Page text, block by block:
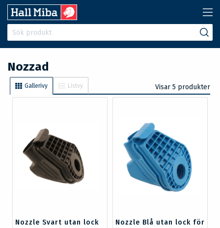
Nozzad
Gallerivy Listvy Visar 5 produkter
Nozzle Svart utan lock
Nozzle Blå utan lock för